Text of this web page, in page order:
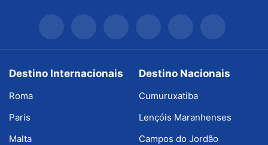
Destino Internacionais
Roma
Paris
Malta
Destino Nacionais
Cumuruxatiba
Lençóis Maranhenses
Campos do Jordão